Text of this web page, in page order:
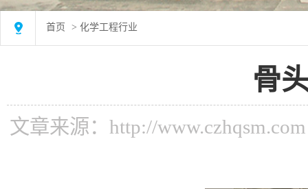
首页 > 化学工程行业
骨
文章来源：http://